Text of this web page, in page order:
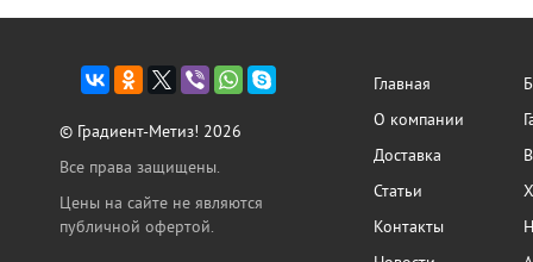
© Градиент-Метиз! 2026
Все права защищены.
Цены на сайте не являются
публичной офертой.
Главная
О компании
Доставка
Статьи
Контакты